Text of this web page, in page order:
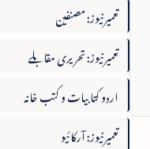
تعمیرنیوز: مصنفین
تعمیرنیوز: تحریری مقابلے
اردو کتابیات و کتب خانہ
تعمیرنیوز: آرکائیو